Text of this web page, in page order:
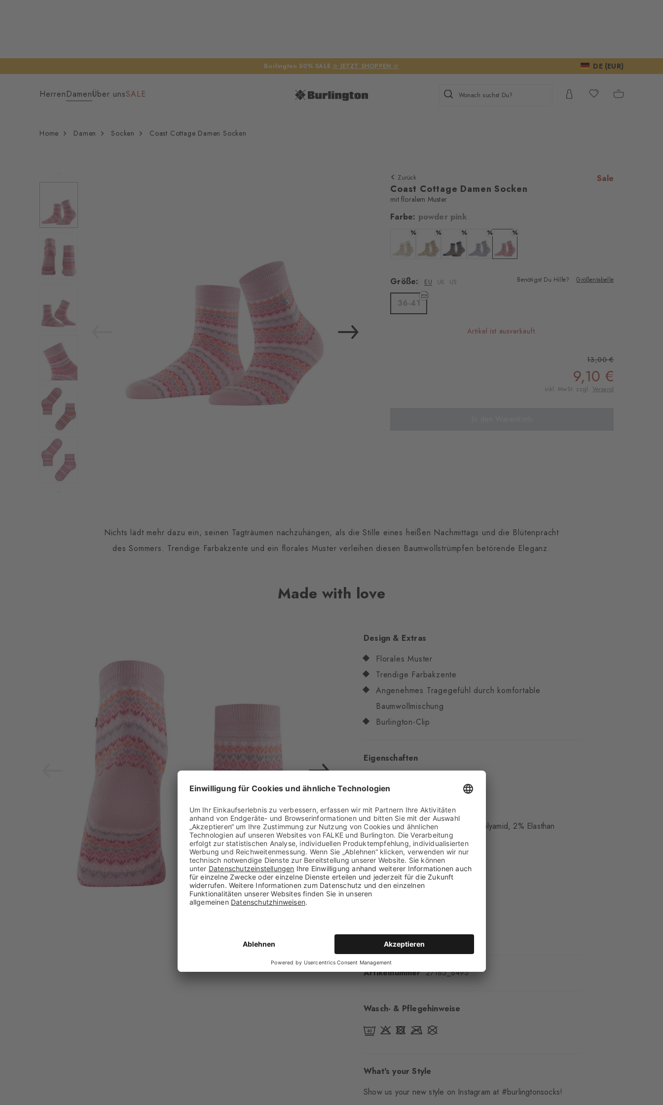
Burlington 50% SALE ☆ JETZT SHOPPEN ☆ DE (EUR)
HerrenDamenÜber unsSALE Wonach suchst Du?
Home Damen Socken Coast Cottage Damen Socken
Zurück Sale
Coast Cottage Damen Socken
mit floralem Muster
Farbe: powder pink
% % %
Farbe: royal blue
%
Farbe: cosmic sky
%
Farbe: powder pink
Größe:
EU UK US Benötigst Du Hilfe? Größentabelle
36-41
Artikel ist ausverkauft.
13,00 €
9,10 €
inkl. MwSt. zzgl. Versand
Nichts lädt mehr dazu ein, seinen Tagträumen nachzuhängen, als die Stille eines heißen Nachmittags und die Blütenpracht
des Sommers. Trendige Farbakzente und ein florales Muster verleihen diesen Baumwollstrümpfen betörende Eleganz.
Made with love
Design & Extras
Florales Muster
Trendige Farbakzente
Angenehmes Tragegefühl durch komfortable
Baumwollmischung
Burlington-Clip
Eigenschaften
Muster
Transparenz Blickdicht
Material 70% Baumwolle, 28% Polyamid, 2% Elasthan
Optik glatt
Strumpflänge Wade
Tragegefühl angenehm weich
Bündchenart Gerippt
Stil casual
Artikelnummer 27185_8493
Wasch- & Pflegehinweise
What's your Style
Show us your new style on Instagram at #burlingtonsocks!